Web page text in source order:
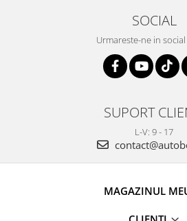
SOCIAL
Urmareste-ne in
SUPORT
L-V: 9 - 17
MAGAZINUL